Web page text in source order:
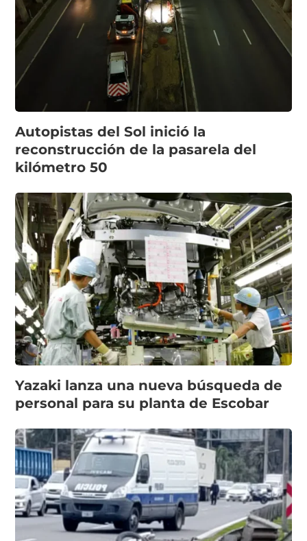
Autopistas del Sol inició la
reconstrucción de la pasarela del
kilómetro 50
Yazaki lanza una nueva búsqueda de
personal para su planta de Escobar